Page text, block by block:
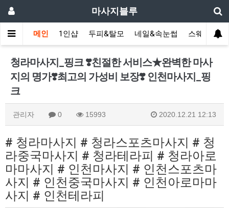
마사지블루
메인 1인샵 두피&탈모 네일&속눈썹 스웨디시(
청라마사지_핑크 ❣️친절한 서비스★완벽한 마사
지의 명가❣️최고의 가성비 보장❣️ 인천마사지_핑
크
관리자 0 15993 2020.12.21 12:13
# 청라마사지 # 청라스포츠마사지 # 청
라중국마사지 # 청라테라피 # 청라아로
마마사지 # 인천마사지 # 인천스포츠마
사지 # 인천중국마사지 # 인천아로마마
사지 # 인천테라피